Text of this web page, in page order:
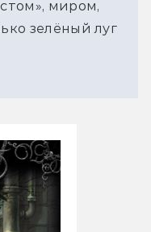
миром,
зелёный луг